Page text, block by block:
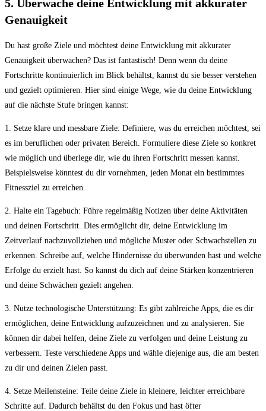
5. Überwache deine Entwicklung ⁢mit akkurater
Genauigkeit
Du hast große Ziele und möchtest ⁣deine Entwicklung mit ‍akkurater
Genauigkeit überwachen? Das ist fantastisch! Denn wenn du deine
Fortschritte ⁢kontinuierlich im Blick behältst, kannst du sie besser verstehen
und gezielt optimieren. Hier⁤ sind einige Wege, wie du deine Entwicklung
auf die nächste Stufe bringen kannst:
1. Setze klare⁤ und messbare Ziele: Definiere, was du erreichen möchtest, sei
es im beruflichen oder privaten Bereich. Formuliere diese Ziele ‌so⁤ konkret
wie möglich und überlege dir, wie du ihren Fortschritt messen kannst.‍
Beispielsweise könntest du dir vornehmen, jeden Monat ein⁣ bestimmtes
Fitnessziel zu erreichen.
2. Halte ein Tagebuch: Führe regelmäßig Notizen über⁢ deine⁣ Aktivitäten
⁤und‍ deinen Fortschritt. Dies ​ermöglicht dir, deine Entwicklung im
Zeitverlauf nachzuvollziehen und mögliche Muster oder Schwachstellen zu
erkennen. Schreibe auf, welche Hindernisse du überwunden hast und welche
Erfolge du erzielt hast. So kannst du‍ dich auf deine Stärken konzentrieren ​
und deine Schwächen gezielt‍ angehen.
3. Nutze technologische Unterstützung: Es gibt zahlreiche Apps, die es ⁢dir
⁣ermöglichen, deine Entwicklung aufzuzeichnen ⁢und zu analysieren. Sie
können dir dabei helfen, deine ‌Ziele zu verfolgen und deine Leistung zu
verbessern. Teste verschiedene Apps und⁣ wähle diejenige aus, die am besten
zu dir und deinen Zielen passt.
4. Setze Meilensteine: Teile deine Ziele ‍in kleinere, leichter ‍erreichbare
Schritte auf. ⁣Dadurch behältst du den Fokus und hast öfter